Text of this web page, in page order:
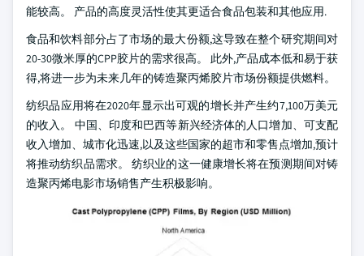
能较高。 产品的高度灵活性使其更适合食品包装和其他应用.
食品和饮料部分占了市场的最大份额,这导致在整个研究期间对
20-30微米厚的CPP胶片的需求很高。 此外,产品成本低和易于获
得,将进一步为未来几年的铸造聚丙烯胶片市场份额提供燃料。
纺织品应用将在2020年显示出可观的增长并产生约7,100万美元
的收入。 中国、印度和巴西等新兴经济体的人口增加、可支配
收入增加、城市化迅速,以及这些国家的超市和零售点增加,预计
将推动纺织品需求。 纺织业的这一健康增长将在预测期间对铸
造聚丙烯电影市场销售产生积极影响。